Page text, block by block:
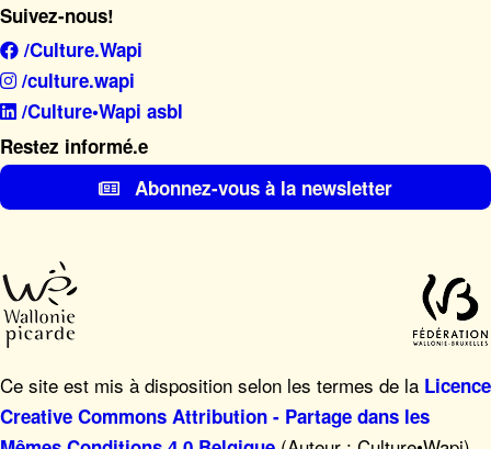
Suivez-nous!
/Culture.Wapi
/culture.wapi
/Culture•Wapi asbl
Restez informé.e
Abonnez-vous à la newsletter
Ce site est mis à disposition selon les termes de la Licence
Creative Commons Attribution - Partage dans les